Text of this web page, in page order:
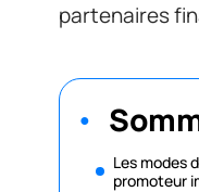
partenaires
Les modes
promoteur